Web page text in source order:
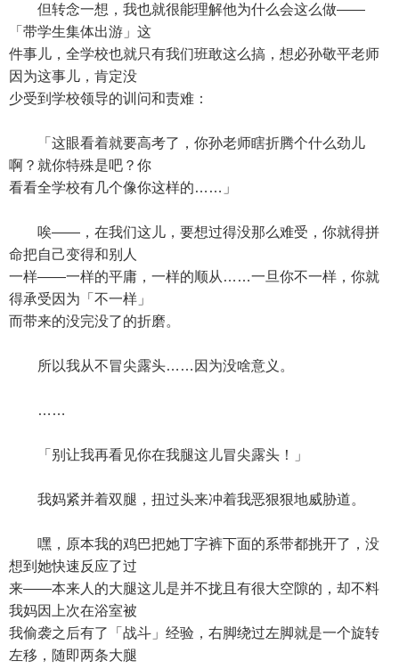
但转念一想，我也就很能理解他为什么会这么做——
「带学生集体出游」这
件事儿，全学校也就只有我们班敢这么搞，想必孙敬平老师
因为这事儿，肯定没
少受到学校领导的训问和责难：
「这眼看着就要高考了，你孙老师瞎折腾个什么劲儿
啊？就你特殊是吧？你
看看全学校有几个像你这样的……」
唉——，在我们这儿，要想过得没那么难受，你就得拼
命把自己变得和别人
一样——一样的平庸，一样的顺从……一旦你不一样，你就
得承受因为「不一样」
而带来的没完没了的折磨。
所以我从不冒尖露头……因为没啥意义。
……
「别让我再看见你在我腿这儿冒尖露头！」
我妈紧并着双腿，扭过头来冲着我恶狠狠地威胁道。
嘿，原本我的鸡巴把她丁字裤下面的系带都挑开了，没
想到她快速反应了过
来——本来人的大腿这儿是并不拢且有很大空隙的，却不料
我妈因上次在浴室被
我偷袭之后有了「战斗」经验，右脚绕过左脚就是一个旋转
左移，随即两条大腿